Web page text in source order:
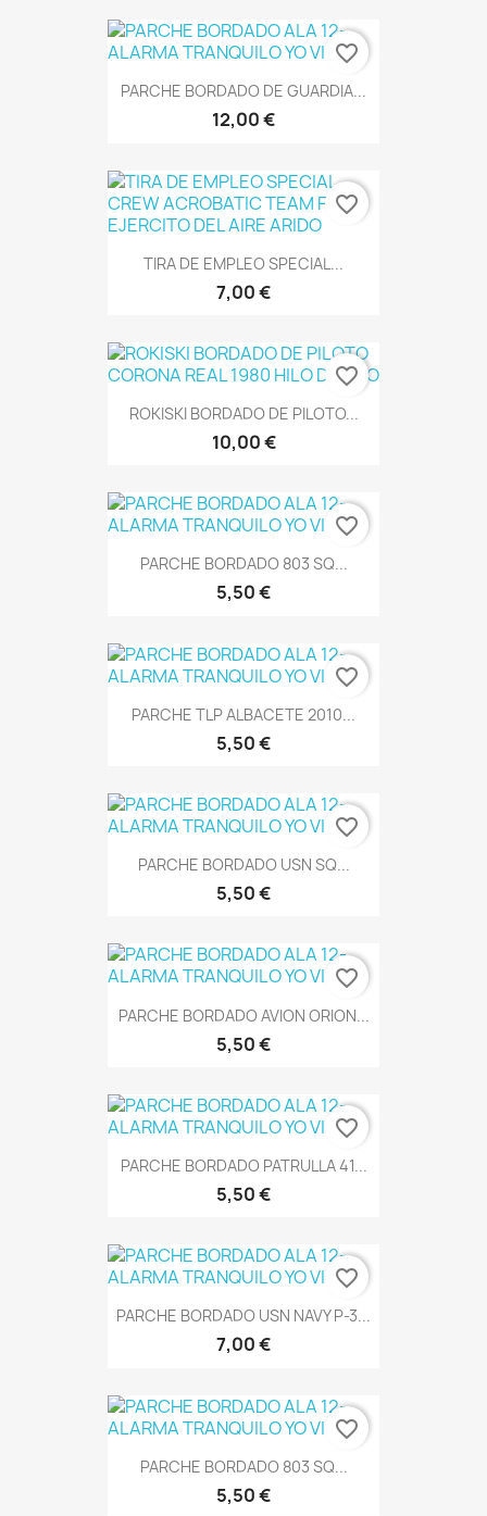
PARCHE BORDADO DE GUARDIA...
12,00 €
favorite_border
TIRA DE EMPLEO SPECIAL...
7,00 €
favorite_border
ROKISKI BORDADO DE PILOTO...
10,00 €
favorite_border
PARCHE BORDADO 803 SQ...
5,50 €
favorite_border
PARCHE TLP ALBACETE 2010...
5,50 €
favorite_border
PARCHE BORDADO USN SQ...
5,50 €
favorite_border
PARCHE BORDADO AVION ORION...
5,50 €
favorite_border
PARCHE BORDADO PATRULLA 41...
5,50 €
favorite_border
PARCHE BORDADO USN NAVY P-3...
7,00 €
favorite_border
PARCHE BORDADO 803 SQ...
5,50 €
favorite_border